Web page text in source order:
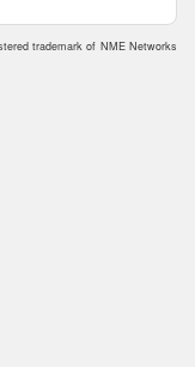
trademark of NME Networks